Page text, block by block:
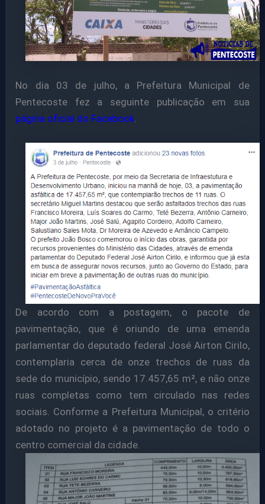
No dia 03 de julho, a Prefeitura Municipal de
Pentecoste fez a seguinte publicação em sua
página oficial do Facebook.
De acordo com a postagem, o pacote de
pavimentação, que é oriundo de uma emenda
parlamentar do deputado federal José Airton Cirilo,
contemplaria cerca de onze trechos de ruas da
sede do município, sendo 17.457,65 m², e não onze
ruas completas como tem circulado nas redes
sociais. Conforme a Prefeitura Municipal, o critério
adotado no projeto é a pavimentação de todo o
centro comercial da cidade.